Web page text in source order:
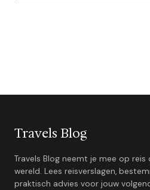
Travels Blog
Travels Blog neemt je mee op reis
wereld. Lees reisverslagen,
praktisch advies voor jouw